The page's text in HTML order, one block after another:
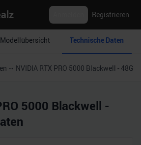
Registrieren
Modellübersicht Technische Daten
NVIDIA RTX PRO 5000 Blackwell - 48GB
5000 Blackwell -